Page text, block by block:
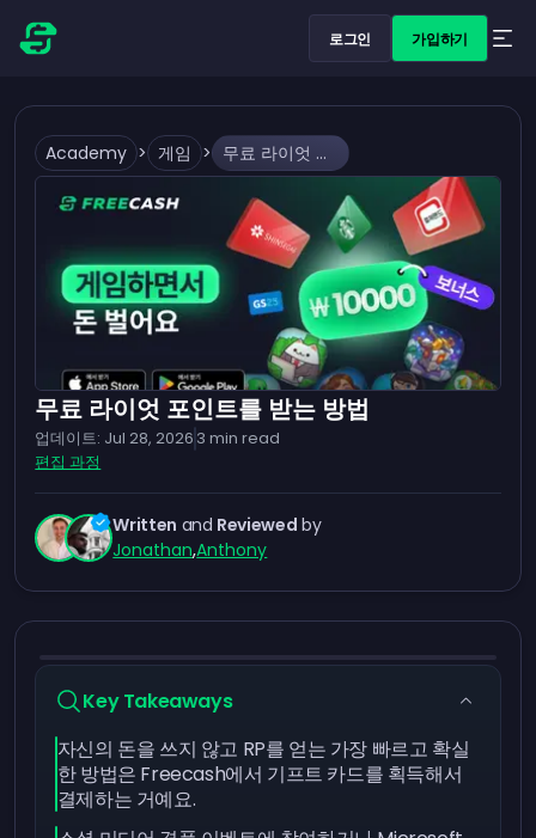
로그인 가입하기
Academy > 게임 > 무료 라이엇 포인트를 받는 방법
무료 라이엇 포인트를 받는 방법
업데이트: Jul 28, 2026 3 min read
편집 과정
Written and Reviewed by
Jonathan,Anthony
Key Takeaways
자신의 돈을 쓰지 않고 RP를 얻는 가장 빠르고 확실
한 방법은 Freecash에서 기프트 카드를 획득해서
결제하는 거예요.